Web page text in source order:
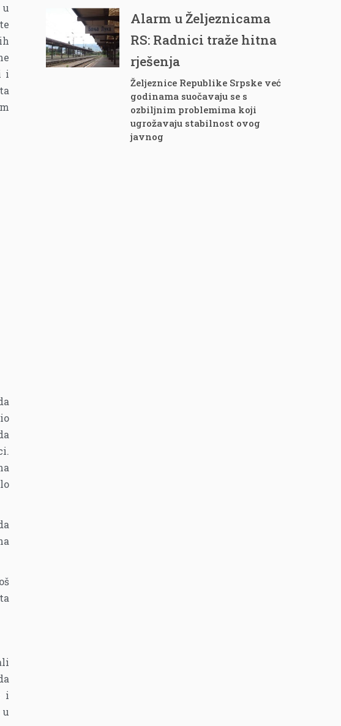
i
i
Alarm u Željeznicama
RS: Radnici traže hitna
rješenja
Željeznice Republike Srpske već
godinama suočavaju se s
ozbiljnim problemima koji
ugrožavaju stabilnost ovog
javnog